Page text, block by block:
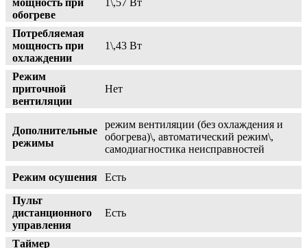
обогреве
Потребляемая
мощность при
охлаждении
1\,43 Вт
Режим
приточной
вентиляции
Нет
Дополнительные
режимы
режим вентиляции (без охлаждения и
обогрева)\, автоматический режим\,
самодиагностика неисправностей
Режим осушения
Есть
Пульт
дистанционного
управления
Есть
Таймер